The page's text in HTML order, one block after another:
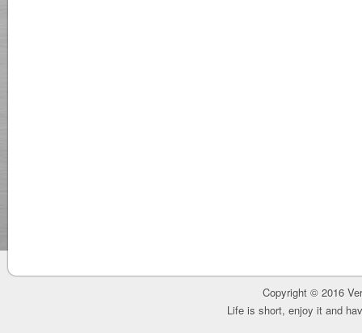
Copyright © 2016
Life is short, enjoy it and